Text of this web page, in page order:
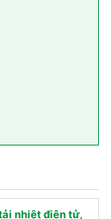
nhiệt điện tử,